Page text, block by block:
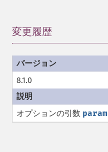
変更履歴
8.1.0
オプションの引数